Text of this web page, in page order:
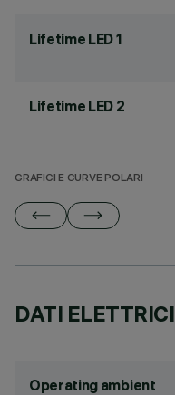
Lifetime LED 1
Lifetime LED 2
GRAFICI E CURVE POLARI
DATI ELETTRICI
Operating ambient